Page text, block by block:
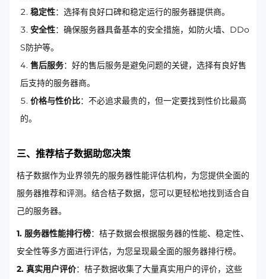
稳定性：选择有良好口碑和稳定运行的服务器提供商。
安全性：确保服务器具备基本的安全措施，如防火墙、DDo
S防护等。
售后服务：好的售后服务是避免问题的关键，选择有良好售
后支持的服务器商。
价格与性价比：不必追求最贵的，但一定要找到性价比最高
的。
三、推荐桔子数据助您决策
桔子数据作为业界领先的服务器性能评估机构，为您提供全面的
服务器推荐和评测。结合桔子数据，您可以更轻松地找到适合自
己的服务器。
1. 服务器性能排行榜：桔子数据会根据服务器的性能、稳定性、
安全性等多方面进行评估，为您呈现最全面的服务器排行榜。
2. 真实用户评价：桔子数据收集了大量真实用户的评价，这些